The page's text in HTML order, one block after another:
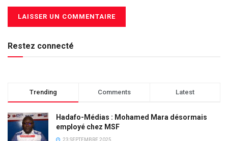
Restez connecté
Trending Comments Latest
Hadafo-Médias : Mohamed Mara désormais
employé chez MSF
23 SEPTEMBRE 2025